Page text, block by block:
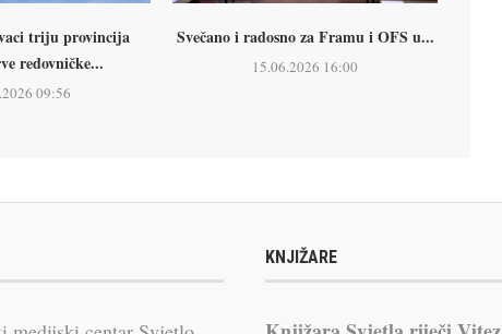
triju provincija
redovničke...
09:56
Svečano i radosno za Framu i OFS u...
15.06.2026 16:00
KNJIŽARE